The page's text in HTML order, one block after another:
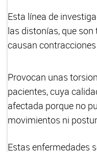
Esta línea de
las distonías, que
causan
Provocan unas
pacientes, cuya
afectada porque no
movimientos ni
Estas enfermedades